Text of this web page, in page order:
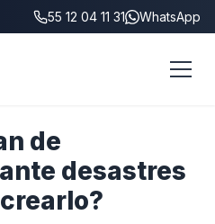
55 12 04 11 31 WhatsApp
de
desastres